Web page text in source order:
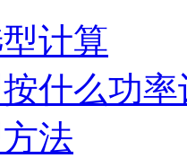
计算
什么功率
法